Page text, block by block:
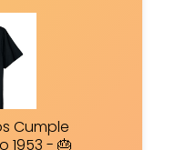
Cumple
1953 - 🎂